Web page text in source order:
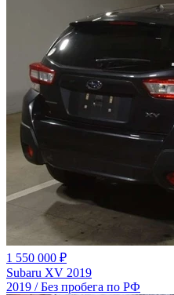
1 550 000 ₽
Subaru XV 2019
2019 / Без пробега по РФ